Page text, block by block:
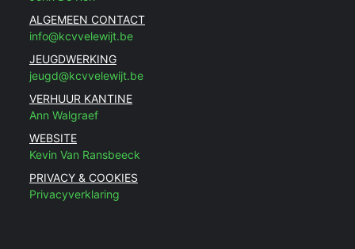
ALGEMEEN CONTACT
info@kcvvelewijt.be
JEUGDWERKING
jeugd@kcvvelewijt.be
VERHUUR KANTINE
Ann Walgraef
WEBSITE
Kevin Van Ransbeeck
PRIVACY & COOKIES
Privacyverklaring